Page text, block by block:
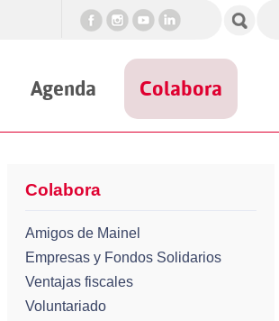
Agenda Colabora
Colabora
Amigos de Mainel
Empresas y Fondos Solidarios
Ventajas fiscales
Voluntariado